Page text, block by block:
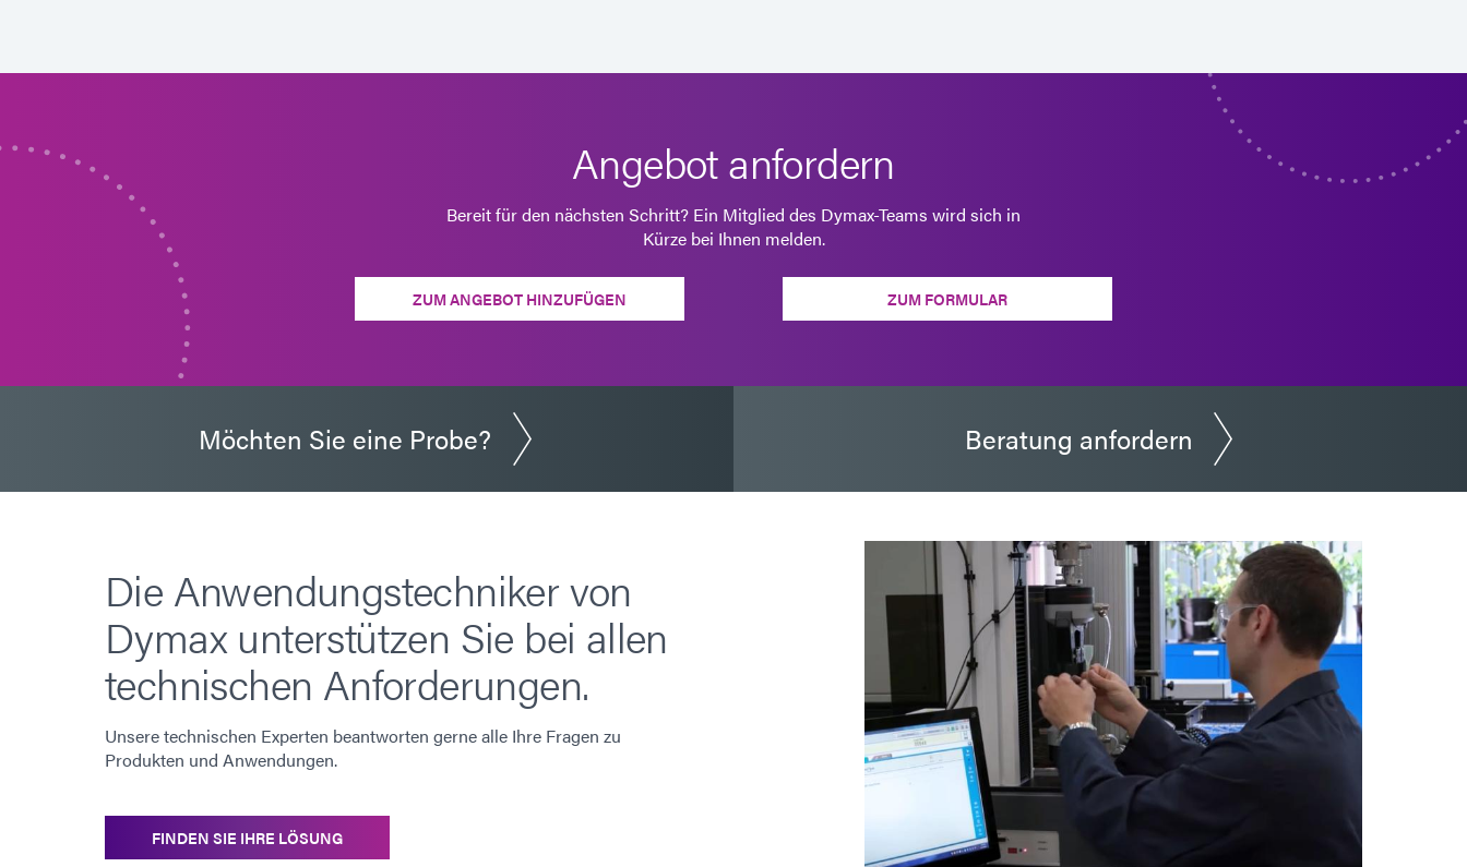
Angebot anfordern
Bereit für den nächsten Schritt? Ein Mitglied des Dymax-Teams wird sich in
Kürze bei Ihnen melden.
ZUM ANGEBOT HINZUFÜGEN ZUM FORMULAR
Möchten Sie eine Probe? Beratung anfordern
Die Anwendungstechniker von
Dymax unterstützen Sie bei allen
technischen Anforderungen.
Unsere technischen Experten beantworten gerne alle Ihre Fragen zu
Produkten und Anwendungen.
FINDEN SIE IHRE LÖSUNG